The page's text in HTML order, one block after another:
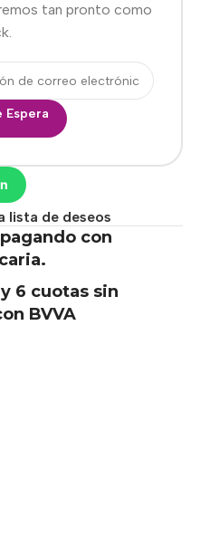
tan pronto como
Espera
lista de deseos
con
6 cuotas sin
BVVA